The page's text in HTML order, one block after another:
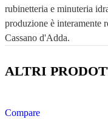
rubinetteria e minuteria
produzione è interamente
Cassano d'Adda.
ALTRI
Compare